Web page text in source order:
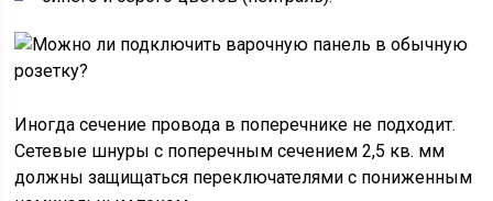
Иногда сечение провода в поперечнике не подходит.
Сетевые шнуры с поперечным сечением 2,5 кв. мм
должны защищаться переключателями с пониженным